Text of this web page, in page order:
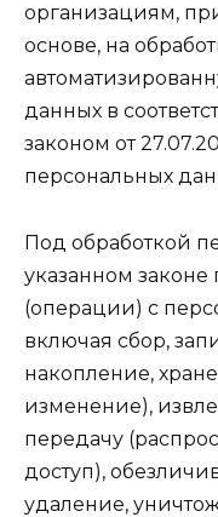
организациям,
основе, на
данных в
законом от
персональных
Под обработкой
указанном
(операции) с
включая сбор,
накопление,
изменение),
передачу
доступ),
удаление,